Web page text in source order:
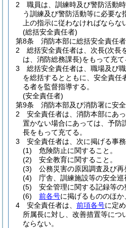
2
職員は、訓練時及び警防活動
う訓練及び警防活動等に必要な
上の指示に従わなければならな
(総括安全責任者)
第8条
消防本部に総括安全責任者
2
総括安全責任者は、次長(次長
は、消防総務課長)をもって充て
3
総括安全責任者は、職場及び
を総括するとともに、安全責任
る者を監督指導する。
(安全責任者)
第9条
消防本部及び消防署に安全
2
安全責任者は、消防本部にあ
置かない場合にあっては、予防
長をもって充てる。
3
安全責任者は、次に掲げる事務
(1)
危険防止に関すること。
(2)
安全教育に関すること。
(3)
公務災害の原因調査及び再
(4)
庁舎、訓練施設等の安全巡
(5)
安全管理に関する記録等の
(6)
前各号に掲げるもののほか
4
安全責任者は、 前項各号に定
所属長に対し、改善措置等につ
ならない。